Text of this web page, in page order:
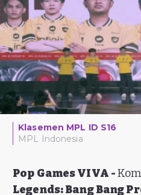
Klasemen MPL ID S16
MPL Indonesia
Pop Games VIVA -
Legends: Bang Bang